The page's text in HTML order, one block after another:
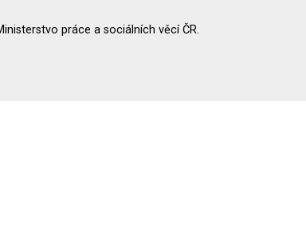
práce a sociálních věcí ČR.